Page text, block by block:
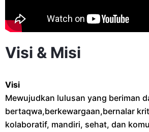
Visi & Misi
Visi
Mewujudkan lulusan yang beriman
bertaqwa,berkewargaan,bernalar
kolaboratif, mandiri, sehat, dan